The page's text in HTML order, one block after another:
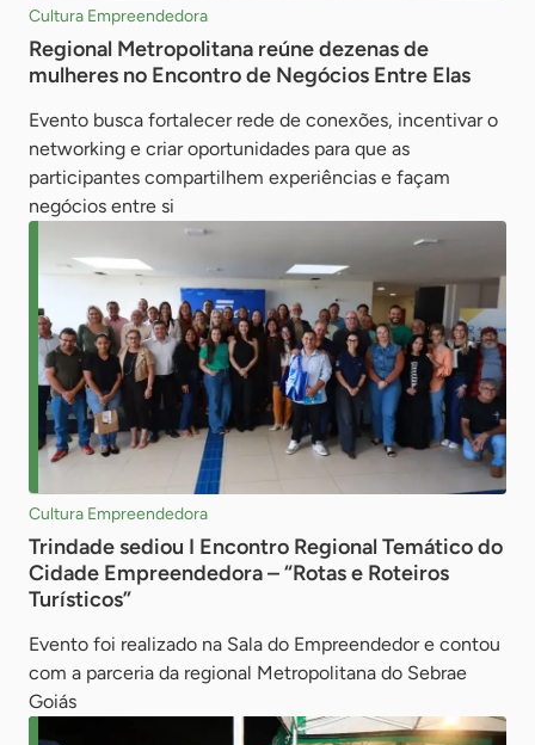
Cultura Empreendedora
Regional Metropolitana reúne dezenas de
mulheres no Encontro de Negócios Entre Elas
Evento busca fortalecer rede de conexões, incentivar o
networking e criar oportunidades para que as
participantes compartilhem experiências e façam
negócios entre si
Cultura Empreendedora
Trindade sediou I Encontro Regional Temático do
Cidade Empreendedora – “Rotas e Roteiros
Turísticos”
Evento foi realizado na Sala do Empreendedor e contou
com a parceria da regional Metropolitana do Sebrae
Goiás